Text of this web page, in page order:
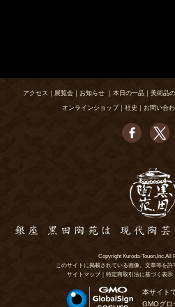
アクセス ｜ 展覧会 ｜ お知らせ ｜ 本日の一品 ｜ 美術品
オンラインショップ｜ 社史 ｜ お問い合
Copyright Kuroda-Touen,Inc.All
このサイトに掲載されている画像、文章等を許
サイトマップ
特定商取引法に基づく表示
本サイト
GMOグロ